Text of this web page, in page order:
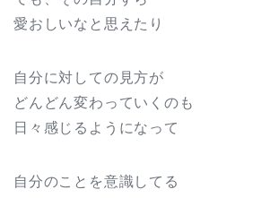
愛おしいなと思えたり
自分に対しての見方が
どんどん変わっていくのも
日々感じるようになって
自分のことを意識してる